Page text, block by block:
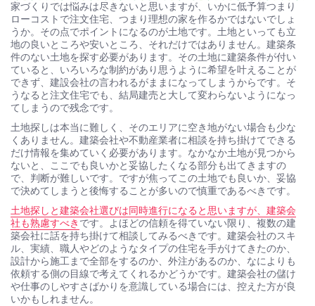
家づくりでは悩みは尽きないと思いますが、いかに低予算つまり
ローコストで注文住宅、つまり理想の家を作るかではないでしょ
うか。その点でポイントになるのが土地です。土地といっても立
地の良いところや安いところ、それだけではありません。建築条
件のない土地を探す必要があります。その土地に建築条件が付い
ていると、いろいろな制約があり思うように希望を叶えることが
できず、建設会社の言われるがままになってしまうからです。そ
うなると注文住宅でも、結局建売と大して変わらないようになっ
てしまうので残念です。
土地探しは本当に難しく、そのエリアに空き地がない場合も少な
くありません。建築会社や不動産業者に相談を持ち掛けてできる
だけ情報を集めていく必要があります。なかなか土地が見つから
ないと、ここでも良いかと妥協したくなる部分も出てきますの
で、判断が難しいです。ですが焦ってこの土地でも良いか、妥協
で決めてしまうと後悔することが多いので慎重であるべきです。
土地探しと建築会社選びは同時進行になると思いますが、建築会
社も熟慮すべき です。よほどの信頼を得ていない限り、複数の建
築会社に話を持ち掛けて相談してみるべきです。建築会社のスキ
ル、実績、職人やどのようなタイプの住宅を手がけてきたのか、
設計から施工まで全部をするのか、外注があるのか、なによりも
依頼する側の目線で考えてくれるかどうかです。建築会社の儲け
や仕事のしやすさばかりを意識している場合には、控えた方が良
いかもしれません。